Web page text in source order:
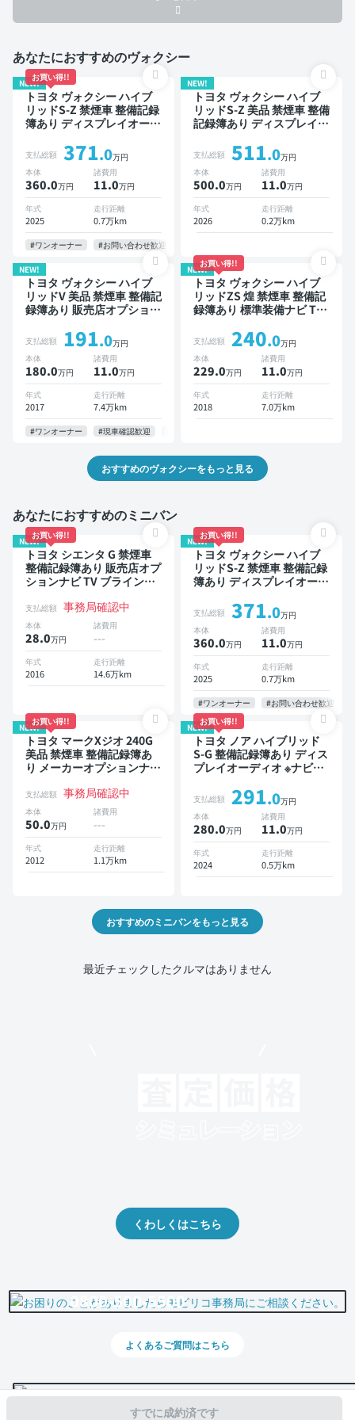
すでに成約済です
あなたにおすすめのヴォクシー
NEW!
お買い得!!
トヨタ ヴォクシー ハイブ
リッドS-Z 禁煙車 整備記録
簿あり ディスプレイオーデ
インドスポットモニター デ
ジタルインナーミラー オー
トクルーズ 3列シート スマ
ートキー ETC 電動バック
ドア バックモニター 全方
位カメラ ドライブレコーダ
ー 衝突軽減 両側電動スラ
イドドア 7人乗り
支払総額 371.0万円
本体
360.0万円
諸費用
11.0万円
年式
2025
走行距離
0.7万km
#ワンオーナー #お問い合わせ歓迎
NEW!
トヨタ ヴォクシー ハイブ
リッドS-Z 美品 禁煙車 整備
記録簿あり ディスプレイオ
TV ブラインドスポットモ
ニター デジタルインナーミ
ラー オートクルーズ 3列シ
ート スマートキー ETC 電
動バックドア バックモニタ
ー 全方位カメラ ドライブ
レコーダー 衝突軽減 両側
支払総額 511.0万円
本体
500.0万円
諸費用
11.0万円
年式
2026
走行距離
0.2万km
NEW!
トヨタ ヴォクシー ハイブ
リッドV 美品 禁煙車 整備記
録簿あり 販売店オプション
トクルーズ 3列シート スマ
ートキー ETC バックモニ
ター ドライブレコーダー
衝突軽減 両側電動スライド
ドア 7人乗り
支払総額 191.0万円
本体
180.0万円
諸費用
11.0万円
年式
2017
走行距離
7.4万km
#ワンオーナー #現車確認歓迎
NEW!
お買い得!!
トヨタ ヴォクシー ハイブ
リッドZS 煌 禁煙車 整備記
録簿あり 標準装備ナビ TV
ズ 3列シート スマートキー
ETC バックモニター ドラ
イブレコーダー 衝突軽減
両側電動スライドドア 7人
乗り
支払総額 240.0万円
本体
229.0万円
諸費用
11.0万円
年式
2018
走行距離
7.0万km
おすすめのヴォクシーをもっと見る
あなたにおすすめのミニバン
NEW!
お買い得!!
トヨタ シエンタ G 禁煙車
整備記録簿あり 販売店オプ
ションナビ TV ブラインド
ト スマートキー バックモ
ニター ドライブレコーダー
衝突軽減 両側電動スライド
ドア 7人乗り
支払総額 事務局確認中
本体
28.0万円
諸費用
---
年式
2016
走行距離
14.6万km
NEW!
お買い得!!
トヨタ ヴォクシー ハイブ
リッドS-Z 禁煙車 整備記録
簿あり ディスプレイオーデ
インドスポットモニター デ
ジタルインナーミラー オー
トクルーズ 3列シート スマ
ートキー ETC 電動バック
ドア バックモニター 全方
位カメラ ドライブレコーダ
ー 衝突軽減 両側電動スラ
イドドア 7人乗り
支払総額 371.0万円
本体
360.0万円
諸費用
11.0万円
年式
2025
走行距離
0.7万km
#ワンオーナー #お問い合わせ歓迎
NEW!
お買い得!!
トヨタ マークXジオ 240G
美品 禁煙車 整備記録簿あ
り メーカーオプションナビ
ETC バックモニター 7人乗
り
支払総額 事務局確認中
本体
50.0万円
諸費用
---
年式
2012
走行距離
1.1万km
NEW!
お買い得!!
トヨタ ノア ハイブリッド
S-G 整備記録簿あり ディス
プレイオーディオ ※ナビキ
ズ 3列シート スマートキー
バックモニター ドライブレ
コーダー 衝突軽減 7人乗り
支払総額 291.0万円
本体
280.0万円
諸費用
11.0万円
年式
2024
走行距離
0.5万km
おすすめのミニバンをもっと見る
最近チェックしたクルマはありません
くわしくはこちら
0800-500-5500
よくあるご質問はこちら